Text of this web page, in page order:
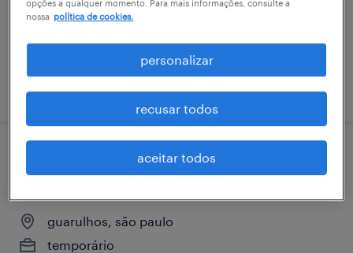
almoxarife| guarulhos - sp (escala 6x1 das
guarulhos, são paulo
temporário
opções a qualquer momento. Para mais informações, consulte a
nossa política de cookies.
personalizar
recusar todos
aceitar todos